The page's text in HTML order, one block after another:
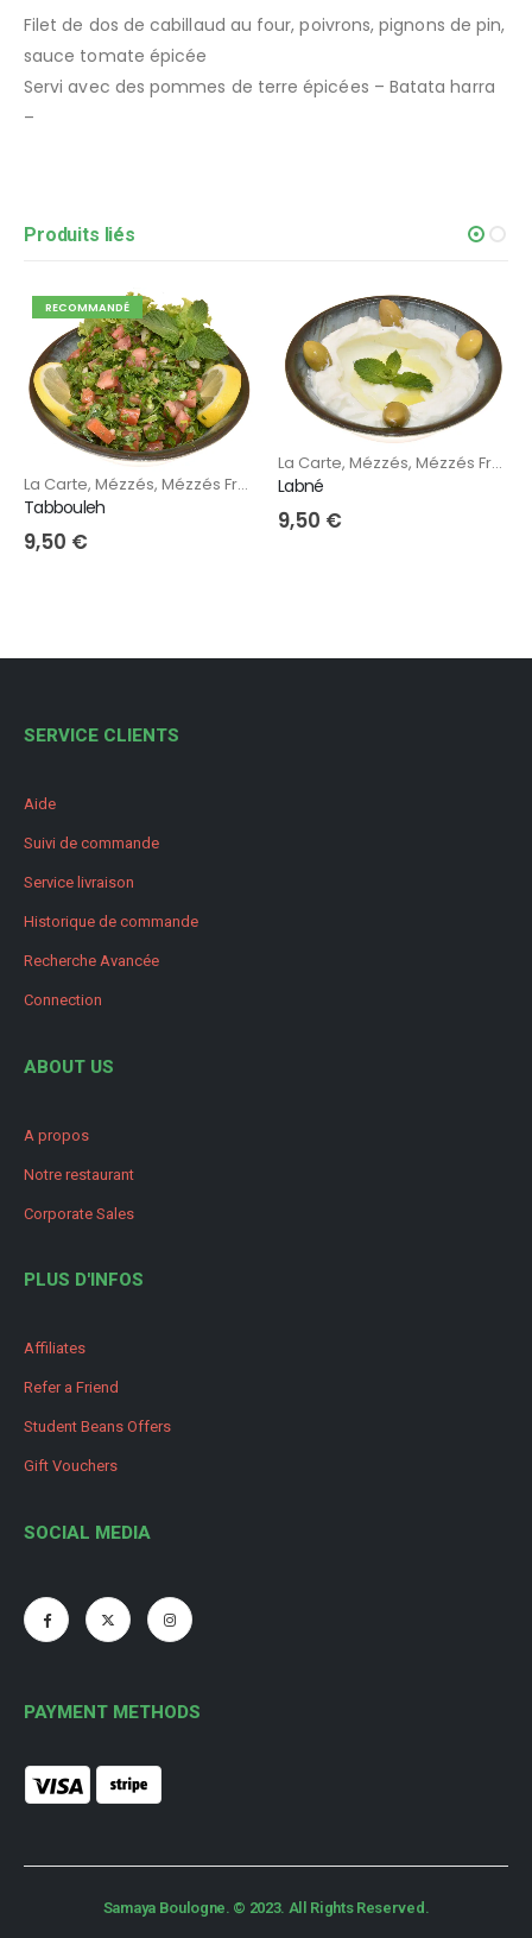
Filet de dos de cabillaud au four, poivrons, pignons de pin,
sauce tomate épicée
Servi avec des pommes de terre épicées – Batata harra
–
Produits liés
RECOMMANDÉ
La Carte, Mézzés, Mézzés Froids
Tabbouleh
9,50 €
La Carte, Mézzés, Mézzés Froids
Labné
9,50 €
SERVICE CLIENTS
Aide
Suivi de commande
Service livraison
Historique de commande
Recherche Avancée
Connection
ABOUT US
A propos
Notre restaurant
Corporate Sales
PLUS D'INFOS
Affiliates
Refer a Friend
Student Beans Offers
Gift Vouchers
SOCIAL MEDIA
PAYMENT METHODS
Samaya Boulogne. © 2023. All Rights Reserved.